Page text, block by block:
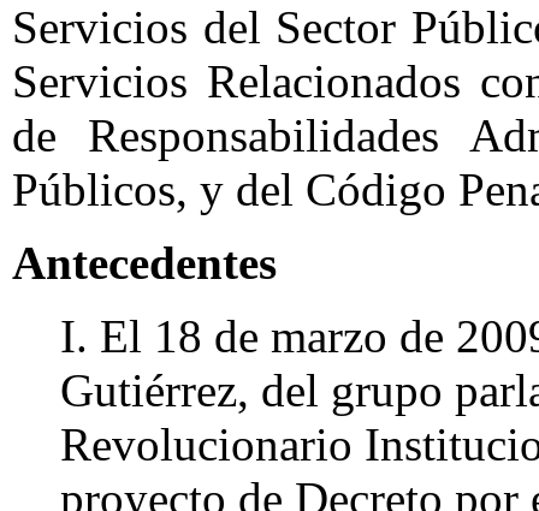
Servicios del Sector
Servicios Relacionados
de Responsabilidades
Públicos, y del Código
Antecedentes
I. El 18 de marzo de
Gutiérrez, del grupo
Revolucionario
proyecto de Decreto por